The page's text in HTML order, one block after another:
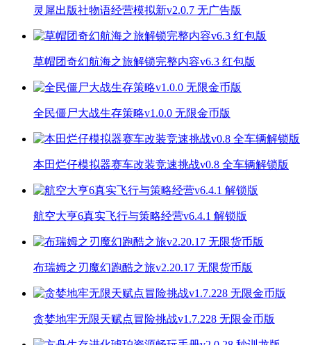
灵犀出版社物语经营模拟新v2.0.7 无广告版
草帽团奇幻航海之旅解锁完整内容v6.3 红包版
全民僵尸大战生存策略v1.0.0 无限金币版
本田烂仔模拟器赛车改装竞速挑战v0.8 全车辆解锁版
航空大亨6真实飞行与策略经营v6.4.1 解锁版
布瑞姆之刃魔幻跑酷之旅v2.20.17 无限货币版
贪婪地牢无限天赋点冒险挑战v1.7.228 无限金币版